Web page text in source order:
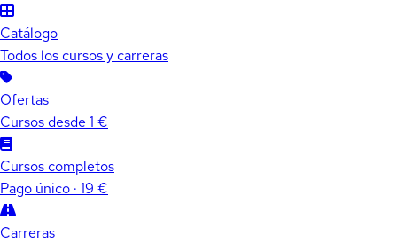
Catálogo
Todos los cursos y carreras
Ofertas
Cursos desde 1 €
Cursos completos
Pago único · 19 €
Carreras